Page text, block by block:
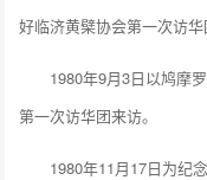
好临济黄檗协会第一次访华
1980年9月3日以鸠摩罗
第一次访华团来访。
1980年11月17日为纪念